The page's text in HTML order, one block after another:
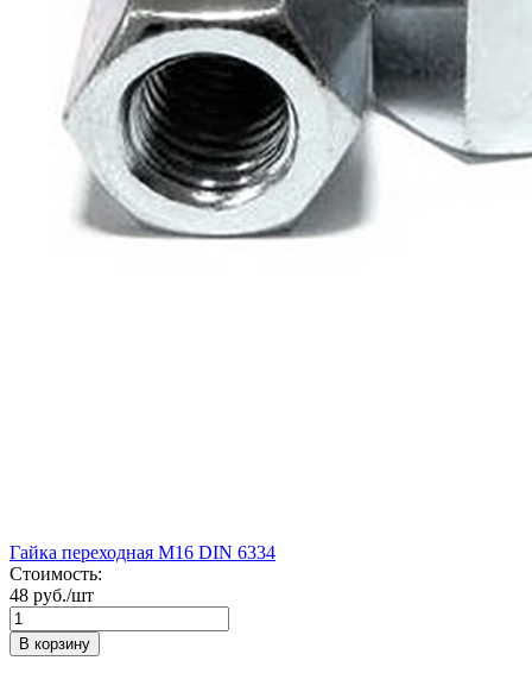
Гайка переходная М16 DIN 6334
Стоимость:
48 руб./шт
В корзину